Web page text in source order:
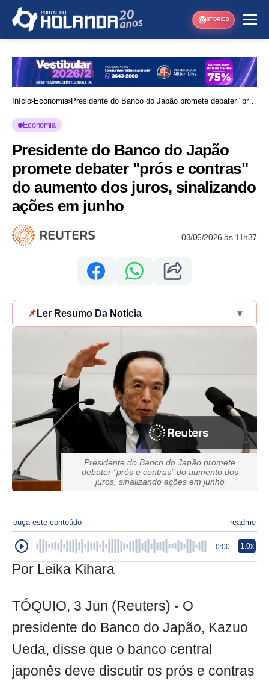
STORIES
Início Economia Presidente do Banco do Japão promete debater "prós
Economia
Presidente do Banco do Japão
promete debater "prós e contras"
do aumento dos juros, sinalizando
ações em junho
03/06/2026 às 11h37
📌 Ler Resumo Da Notícia ▾
Presidente do Banco do Japão promete
debater "prós e contras" do aumento dos
juros, sinalizando ações em junho
ouça este conteúdo readme
0:00 1.0x
Por Leika Kihara
TÓQUIO, 3 Jun (Reuters) - O
presidente do Banco do Japão, Kazuo
Ueda, disse que o banco central
japonês deve discutir os prós e contras